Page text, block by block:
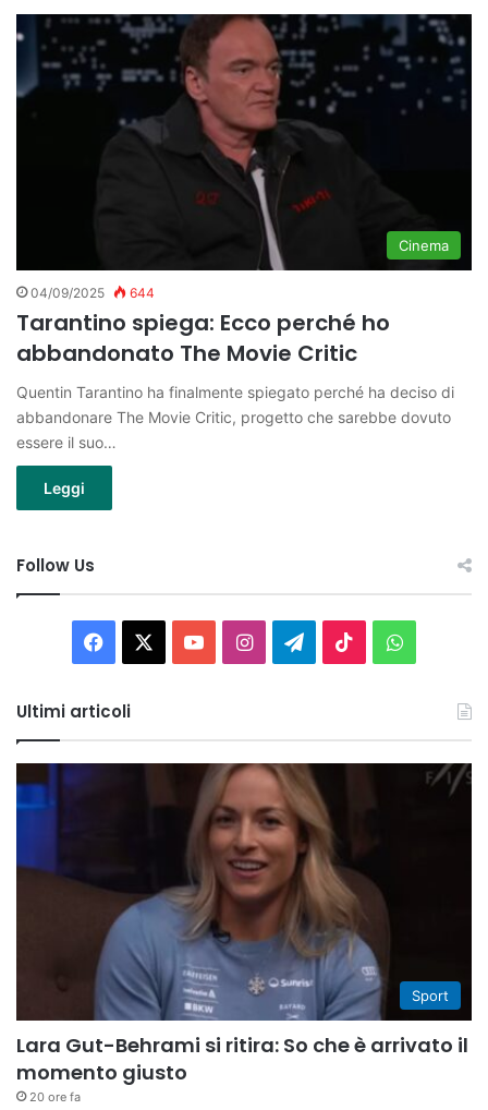
Cinema
04/09/2025 644
Tarantino spiega: Ecco perché ho
abbandonato The Movie Critic
Quentin Tarantino ha finalmente spiegato perché ha deciso di
abbandonare The Movie Critic, progetto che sarebbe dovuto
essere il suo…
Leggi
Follow Us
Facebook You InstagramTelegram
TikTok
Ultimi articoli
Sport
Lara Gut-Behrami si ritira: So che è arrivato il
momento giusto
20 ore fa